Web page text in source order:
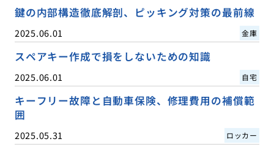
鍵の内部構造徹底解剖、ピッキング対策の最前線
2025.06.01 金庫
スペアキー作成で損をしないための知識
2025.06.01 自宅
キーフリー故障と自動車保険、修理費用の補償範
囲
2025.05.31 ロッカー